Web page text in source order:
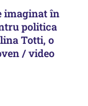
imaginat în
politica
Totti, o
/ video